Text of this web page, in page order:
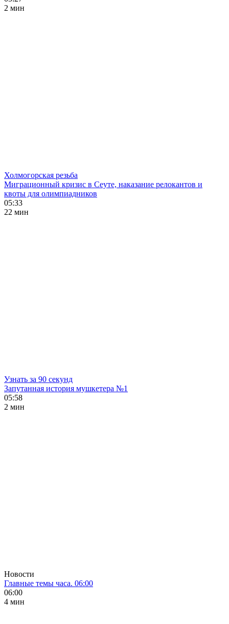
2 мин
Холмогорская резьба
Миграционный кризис в Сеуте, наказание релокантов и
квоты для олимпиадников
05:33
22 мин
Узнать за 90 секунд
Запутанная история мушкетера №1
05:58
2 мин
Новости
Главные темы часа. 06:00
06:00
4 мин